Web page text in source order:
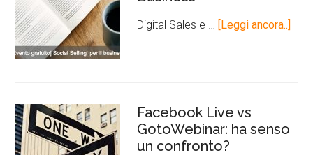
Digital Sales e … [Leggi ancora..]
Facebook Live vs
GotoWebinar: ha senso
un confronto?